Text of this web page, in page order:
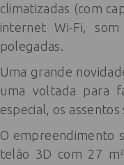
climatizadas (com
internet Wi-Fi,
polegadas.
Uma grande
uma voltada para
especial, os
O empreendimento
telão 3D com 27